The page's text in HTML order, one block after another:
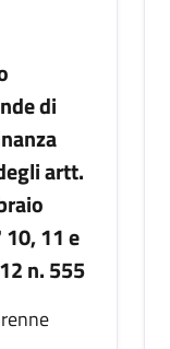
di
artt.
11 e
n. 555